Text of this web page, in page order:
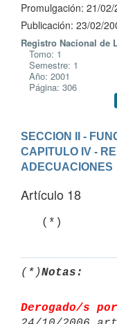
Promulgación: 21/02/
Publicación: 23/02/
Registro Nacional de
Tomo: 1
Semestre: 1
Año: 2001
Página: 306
SECCION II -
CAPITULO IV -
ADECUACIONES
Artículo 18
(*)Notas:
Derogado/s